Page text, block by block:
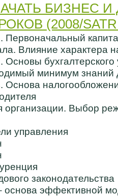
БИЗНЕС
(2008/
Первоначальный
Влияние характера
Основы бухгалтерского
минимум знаний
Основа
организации. Выбор
управления
законодательства
основа эффективной